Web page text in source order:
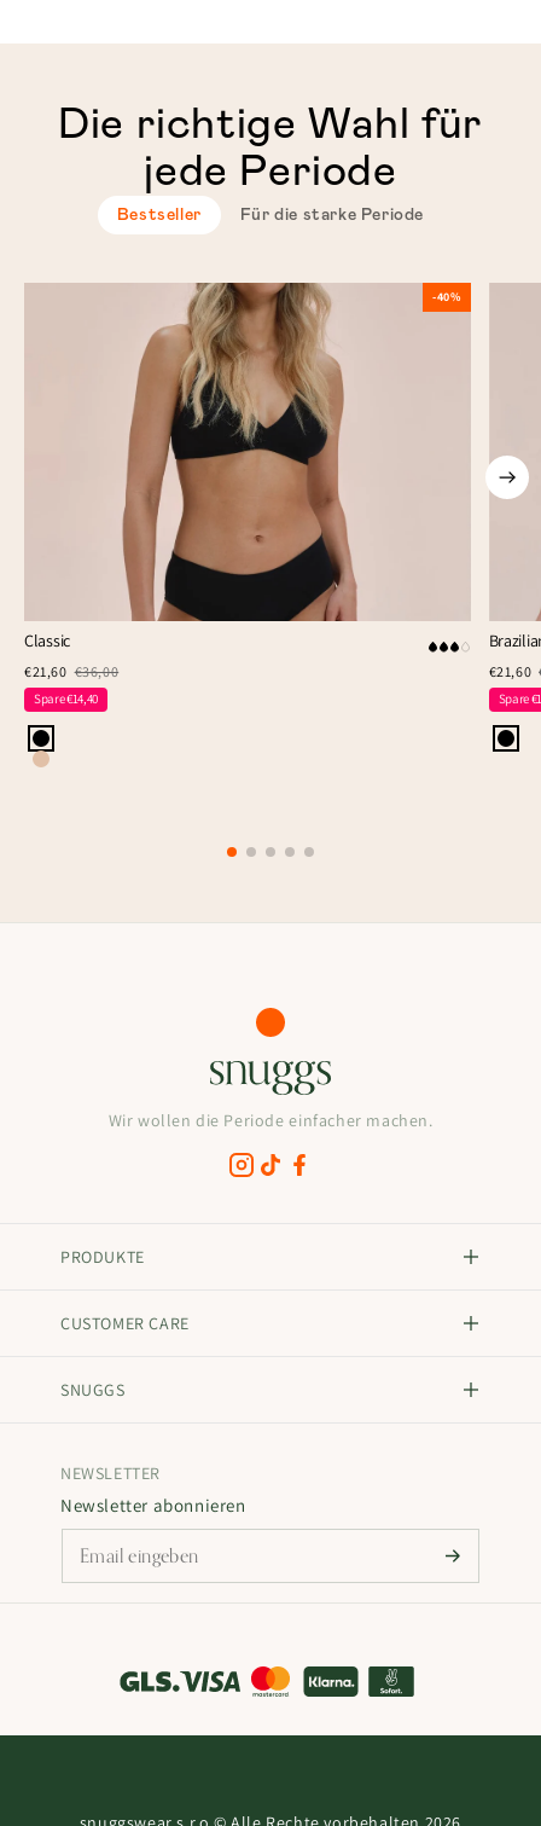
Die richtige Wahl für
jede Periode
Bestseller Für die starke Periode
-40%
Classic
€21,60 €36,00
Spare €14,40
€21,60
Spare
Wir wollen die Periode einfacher machen.
PRODUKTE
CUSTOMER CARE
SNUGGS
NEWSLETTER
Newsletter abonnieren